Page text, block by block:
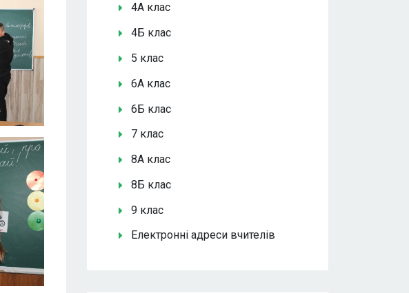
4А клас
4Б клас
5 клас
6А клас
6Б клас
7 клас
8А клас
8Б клас
9 клас
Електронні адреси вчителів